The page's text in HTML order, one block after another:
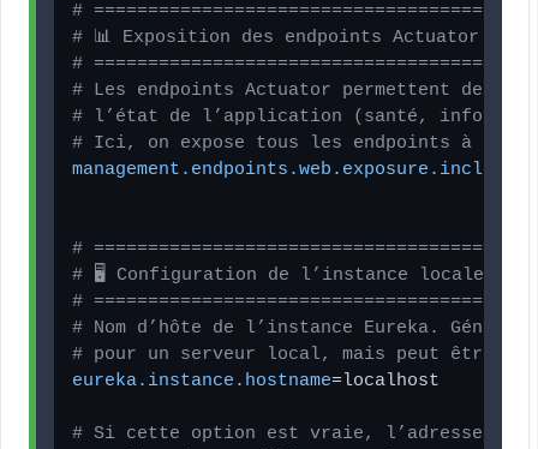
#
# 📊 Exposition des endpoints Actuator
#
# Les endpoints Actuator permettent de
# l’état de l’application (santé, info,
# Ici, on expose tous les endpoints à des
management.endpoints.web.exposure.include
#
# 🖥️ Configuration de l’instance locale
#
# Nom d’hôte de l’instance Eureka.
# pour un serveur local, mais peut être
eureka.instance.hostname=localhost
# Si cette option est vraie, l’adresse IP